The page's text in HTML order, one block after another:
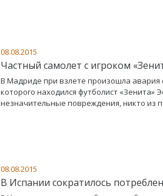
08.08.2015
Частный самолет с игроком
В Мадриде при взлете произошла авария
которого находился футболист «Зенита»
незначительные повреждения, никто из
08.08.2015
В Испании сократилось